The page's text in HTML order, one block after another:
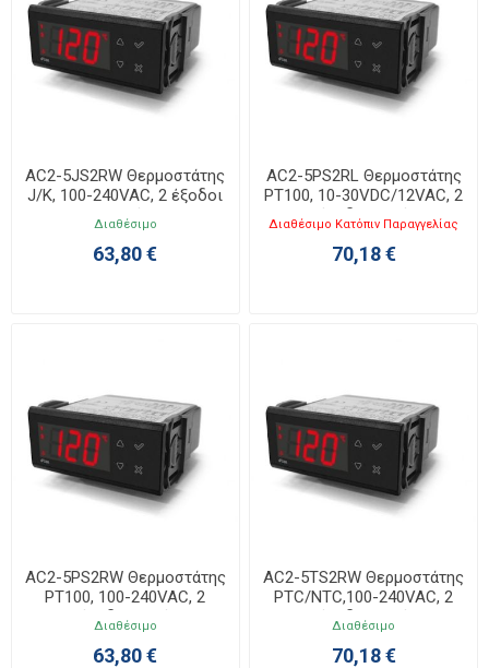
AC2-5JS2RW Θερμοστάτης
J/K, 100-240VAC, 2 έξοδοι
ρελέ
Διαθέσιμο
63,80 €
AC2-5PS2RL Θερμοστάτης
PT100, 10-30VDC/12VAC, 2
έξοδοι ρελέ
Διαθέσιμο Κατόπιν Παραγγελίας
70,18 €
AC2-5PS2RW Θερμοστάτης
PT100, 100-240VAC, 2
έξοδοι ρελέ
Διαθέσιμο
63,80 €
AC2-5TS2RW Θερμοστάτης
PTC/NTC,100-240VAC, 2
έξοδοι ρελέ
Διαθέσιμο
70,18 €